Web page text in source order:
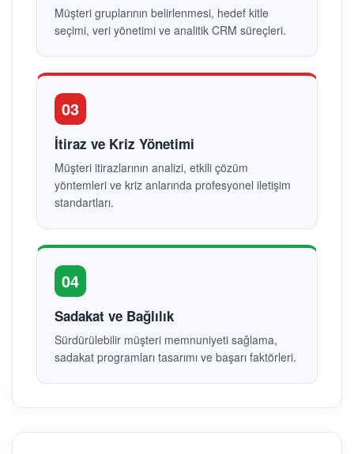
Müşteri gruplarının belirlenmesi, hedef kitle
seçimi, veri yönetimi ve analitik CRM süreçleri.
03
İtiraz ve Kriz Yönetimi
Müşteri itirazlarının analizi, etkili çözüm
yöntemleri ve kriz anlarında profesyonel iletişim
standartları.
04
Sadakat ve Bağlılık
Sürdürülebilir müşteri memnuniyeti sağlama,
sadakat programları tasarımı ve başarı faktörleri.